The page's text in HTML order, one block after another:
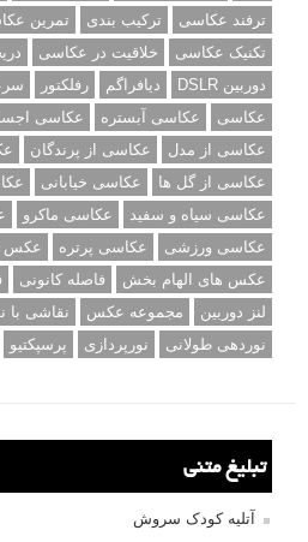
ترفند عکاسی
ترکیب بندی تمرین
تکنیک عکاسی
خلاقیت در عکاسی
دوربین DSLR
دیافراگم رفلکتور
عکاسی
عکاسی آبستره
عکاسی
عکاسی از مدل
عکاسی از پرندگان
عکاسی از گل ها
عکاسی خیابانی
عکاسی سیاه و سفید
عکاسی ماکرو
عکاسی ورزشی
عکاسی پرتره
عکس
عکس های الهام بخش
فاصله کانونی
لنز دوربین
مجموعه عکس نقاشی با
نوردهی طولانی
نورپردازی پرسپکتیو
تبلیغ متنی
آتلیه کودک سروش